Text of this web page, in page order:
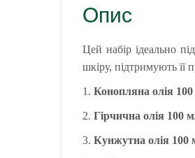
Опис
Цей набір ідеально
шкіру, підтримують її
1. Конопляна олія
2. Гірчична олія 100
3. Кунжутна олія 100